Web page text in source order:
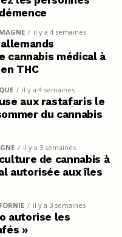
il y a 4 semaines
cannabis médical à
THC
il y a 4 semaines
aux rastafaris le
du cannabis
il y a 3 semaines
de cannabis à
autorisée aux îles
il y a 3 semaines
autorise les
»